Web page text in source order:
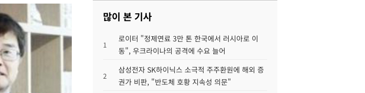
많이 본 기사
1
로이터 "정제연료 3만 톤 한국에서 러시아로 이
동", 우크라이나의 공격에 수요 늘어
2
삼성전자 SK하이닉스 소극적 주주환원에 해외 증
권가 비판, "반도체 호황 지속성 의문"